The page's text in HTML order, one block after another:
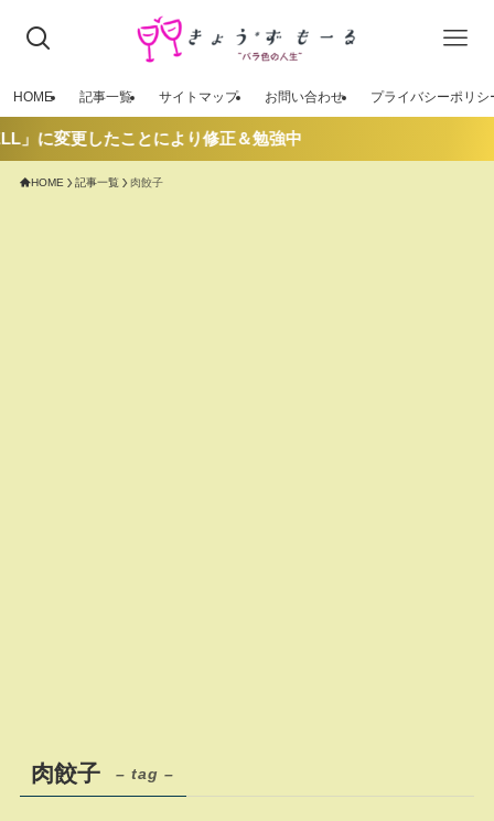
HOME 記事一覧 サイトマップ お問い合わせ プライバシーポリシ
」に変更したことにより修正＆勉強中
HOME 記事一覧 肉餃子
肉餃子 – tag –